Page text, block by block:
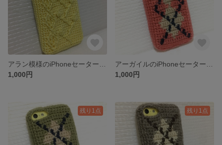
1,000円
1,000円
残り1点 残り1点